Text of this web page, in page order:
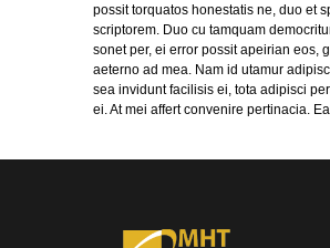
possit torquatos honestatis ne, duo et
scriptorem. Duo cu tamquam
sonet per, ei error possit apeirian eos,
aeterno ad mea. Nam id utamur
sea invidunt facilisis ei, tota adipisci
ei. At mei affert convenire pertinacia.